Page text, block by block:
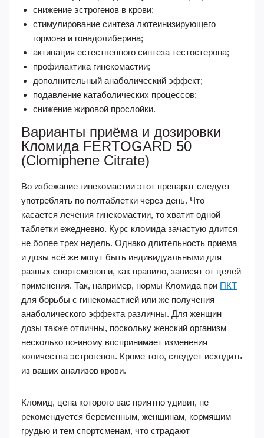
снижение эстрогенов в крови;
стимулирование синтеза лютеинизирующего
гормона и гонадолиберина;
активация естественного синтеза тестостерона;
профилактика гинекомастии;
дополнительный анаболический эффект;
подавление катаболических процессов;
снижение жировой прослойки.
Варианты приёма и дозировки
Кломида FERTOGARD 50
(Clomiphene Citrate)
Во избежание гинекомастии этот препарат следует
употреблять по полтаблетки через день. Что
касается лечения гинекомастии, то хватит одной
таблетки ежедневно. Курс кломида зачастую длится
не более трех недель. Однако длительность приема
и дозы всё же могут быть индивидуальными для
разных спортсменов и, как правило, зависят от целей
применения. Так, например, нормы Кломида при ПКТ
для борьбы с гинекомастией или же получения
анаболического эффекта различны. Для женщин
дозы также отличны, поскольку женский организм
несколько по-иному воспринимает изменения
количества эстрогенов. Кроме того, следует исходить
из ваших анализов крови.
Кломид, цена которого вас приятно удивит, не
рекомендуется беременным, женщинам, кормящим
грудью и тем спортсменам, что страдают